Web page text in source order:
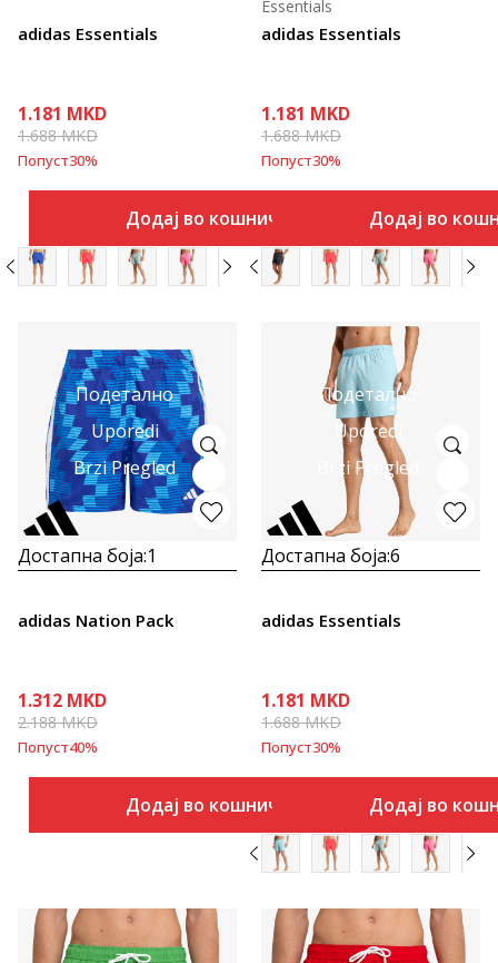
adidas Essentials
1.181 MKD
1.688MKD
Попуст30%
Додај во кошничка
adidas Essentials
Essentials
1.181 MKD
1.688MKD
Попуст30%
Додај во
Подетално
Uporedi
Brzi Pregled
Достапна боја:1
adidas Nation Pack
1.312 MKD
2.188MKD
Попуст40%
Додај во кошничка
Подетално
Uporedi
Brzi Pregled
Достапна боја:6
adidas Essentials
1.181 MKD
1.688MKD
Попуст30%
Додај во